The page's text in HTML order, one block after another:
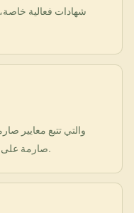
شهادات فعالية
والتي تتبع معايير
صارمة على المنتجات لضمان الجودة العالية والكفاءة.